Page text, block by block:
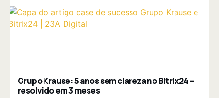
Grupo Krause: 5 anos sem clareza no Bitrix24 –
resolvido em 3 meses